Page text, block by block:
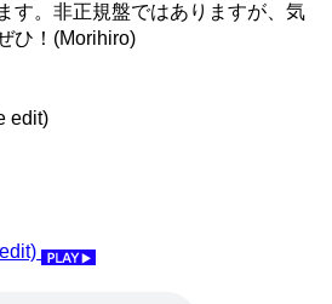
す。非正規盤ではありますが、気
ひ！(Morihiro)
edit)